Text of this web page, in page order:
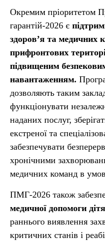
Окремим пріоритетом
гарантій-2026 є
здоров’я та
прифронтових
підвищеним
навантаженням.
дозволяють таким
функціонувати
наданих послуг,
екстреної та
забезпечувати
хронічними
медичних команд в
ПМГ-2026 також
медичної допомоги
раннього виявлення
критичних станів і